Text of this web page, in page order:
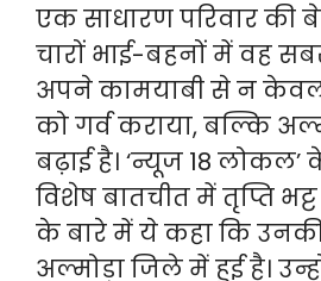
एक साधारण परिवार की
चारों भाई-बहनों में वह
अपने कामयाबी से न
को गर्व कराया, बल्कि
बढ़ाई है। ‘न्यूज 18
विशेष बातचीत में तृप्ति
के बारे में ये कहा कि उनकी
अल्मोड़ा जिले में हुई है।